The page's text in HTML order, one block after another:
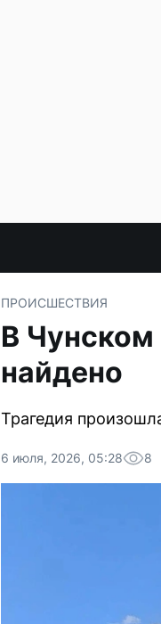
ПРОИСШЕСТВИЯ
В Чунском
найдено
Трагедия
6 июля, 2026, 05:28 8